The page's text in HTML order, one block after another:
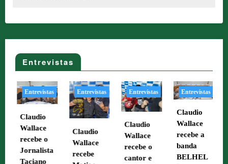
Entrevistas
Entrevistas
Claudio
Wallace
recebe
Entrevistas
Wallace
recebe o
cantor e
Entrevistas
Claudio
Wallace
recebe a
banda
BELHEL
Entrevistas
Claudio
Wallace
recebe o
artista
Tcharley